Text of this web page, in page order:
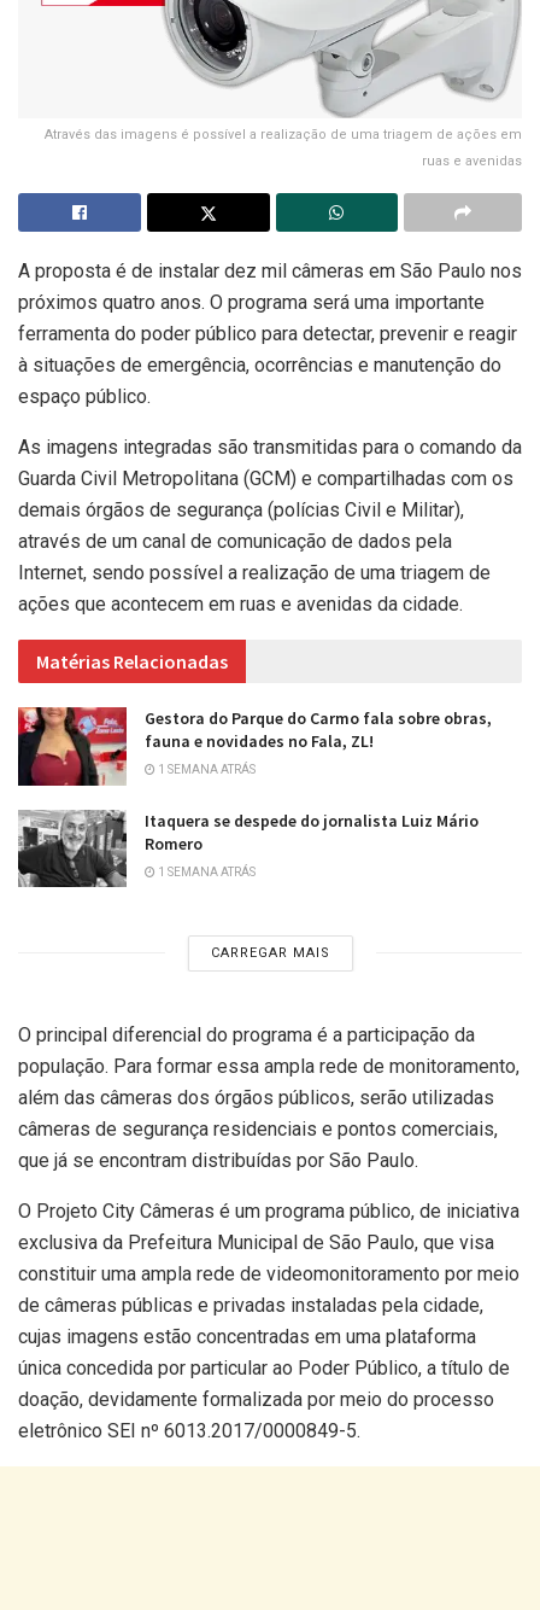
Através das imagens é possível a realização de uma triagem de ações em
ruas e avenidas
A proposta é de instalar dez mil câmeras em São Paulo nos
próximos quatro anos. O programa será uma importante
ferramenta do poder público para detectar, prevenir e reagir
à situações de emergência, ocorrências e manutenção do
espaço público.
As imagens integradas são transmitidas para o comando da
Guarda Civil Metropolitana (GCM) e compartilhadas com os
demais órgãos de segurança (polícias Civil e Militar),
através de um canal de comunicação de dados pela
Internet, sendo possível a realização de uma triagem de
ações que acontecem em ruas e avenidas da cidade.
Matérias Relacionadas
Gestora do Parque do Carmo fala sobre obras,
fauna e novidades no Fala, ZL!
1 SEMANA ATRÁS
Itaquera se despede do jornalista Luiz Mário
Romero
1 SEMANA ATRÁS
CARREGAR MAIS
O principal diferencial do programa é a participação da
população. Para formar essa ampla rede de monitoramento,
além das câmeras dos órgãos públicos, serão utilizadas
câmeras de segurança residenciais e pontos comerciais,
que já se encontram distribuídas por São Paulo.
O Projeto City Câmeras é um programa público, de iniciativa
exclusiva da Prefeitura Municipal de São Paulo, que visa
constituir uma ampla rede de videomonitoramento por meio
de câmeras públicas e privadas instaladas pela cidade,
cujas imagens estão concentradas em uma plataforma
única concedida por particular ao Poder Público, a título de
doação, devidamente formalizada por meio do processo
eletrônico SEI nº 6013.2017/0000849-5.